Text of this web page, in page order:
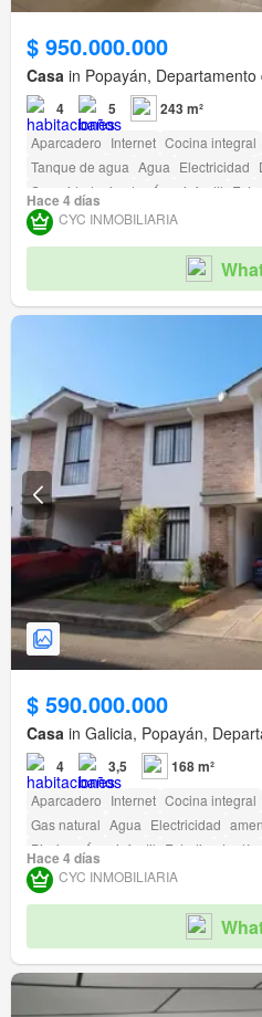
$ 950.000.000
Casa in Popayán, Departamento
4 5 243 m²
Aparcadero Internet Cocina integral
Tanque de agua Agua Electricidad
Seguridad privada
Área infantil
Caseta de vigilancia Acceso para
Hace 4 días
CYC INMOBILIARIA
$ 590.000.000
Casa in Galicia, Popayán,
4 3,5 168 m²
Aparcadero Internet Cocina integral
Gas natural Agua Electricidad
Piscina
Área infantil Estudio Jardín
Acceso para personas con
Hace 4 días
CYC INMOBILIARIA